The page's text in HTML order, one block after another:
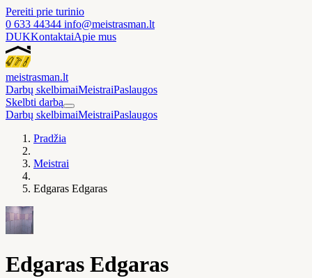
Pereiti prie turinio
0 633 44344 info@meistrasman.lt
DUKKontaktaiApie mus
meistrasman.lt
Darbų skelbimaiMeistraiPaslaugos
Skelbti darbą
Darbų skelbimaiMeistraiPaslaugos
Pradžia
Meistrai
Edgaras Edgaras
Edgaras Edgaras